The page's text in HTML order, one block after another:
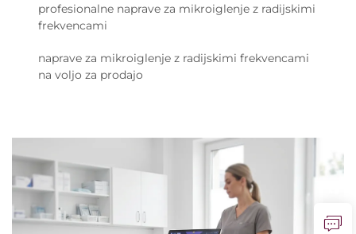
profesionalne naprave za mikroiglenje z radijskimi
frekvencami
naprave za mikroiglenje z radijskimi frekvencami
na voljo za prodajo